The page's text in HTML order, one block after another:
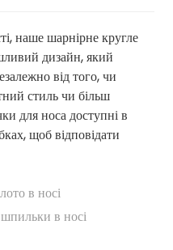
наше шарнірне кругле
дизайн, який
від того, чи
стиль чи більш
для носа доступні в
щоб відповідати
в носі
в носі